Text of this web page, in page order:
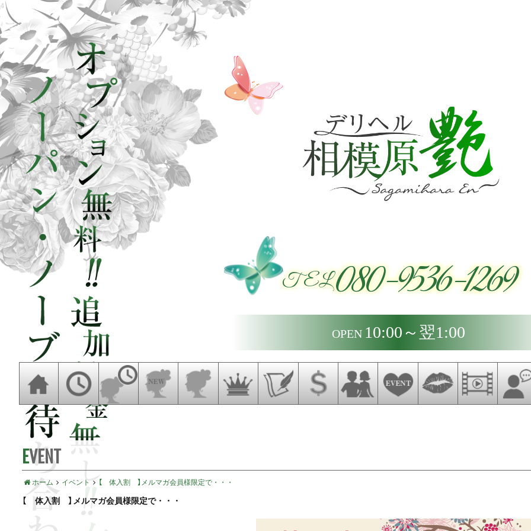
TEL080-9536-1269
OPEN 10:00～翌1:00
EVENT
ホーム イベント 【 体入割 】メルマガ会員様限定で・・・
【 体入割 】メルマガ会員様限定で・・・